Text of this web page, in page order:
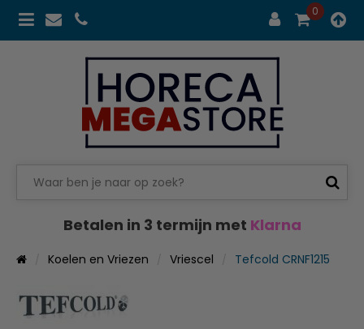
0
Betalen in 3 termijn met Klarna
Koelen en Vriezen Vriescel Tefcold CRNF1215